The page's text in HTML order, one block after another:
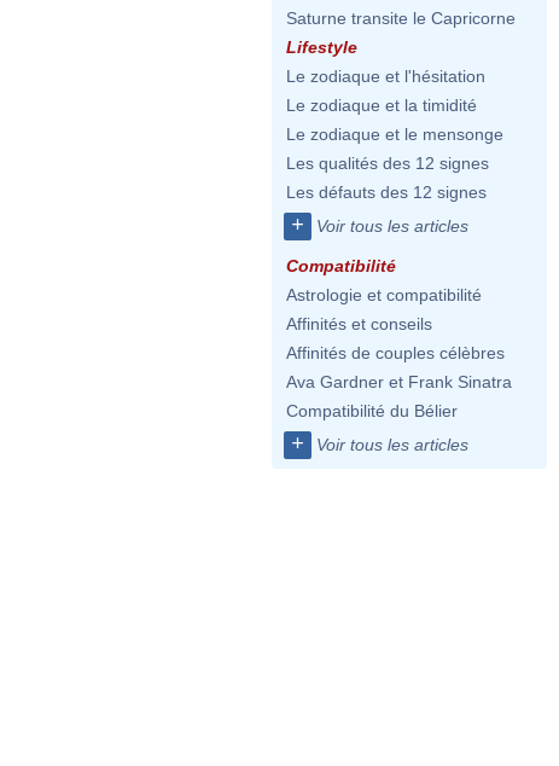
Saturne transite le Capricorne
Lifestyle
Le zodiaque et l'hésitation
Le zodiaque et la timidité
Le zodiaque et le mensonge
Les qualités des 12 signes
Les défauts des 12 signes
+ Voir tous les articles
Compatibilité
Astrologie et compatibilité
Affinités et conseils
Affinités de couples célèbres
Ava Gardner et Frank Sinatra
Compatibilité du Bélier
+ Voir tous les articles